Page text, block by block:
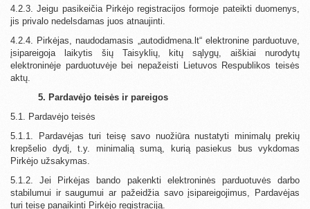
4.2.3. Jeigu pasikeičia Pirkėjo registracijos formoje pateikti duomenys,
jis privalo nedelsdamas juos atnaujinti.
4.2.4. Pirkėjas, naudodamasis „autodidmena.lt“ elektronine parduotuve,
įsipareigoja laikytis šių Taisyklių, kitų sąlygų, aiškiai nurodytų
elektroninėje parduotuvėje bei nepažeisti Lietuvos Respublikos teisės
aktų.
5. Pardavėjo teisės ir pareigos
5.1. Pardavėjo teisės
5.1.1. Pardavėjas turi teisę savo nuožiūra nustatyti minimalų prekių
krepšelio dydį, t.y. minimalią sumą, kurią pasiekus bus vykdomas
Pirkėjo užsakymas.
5.1.2. Jei Pirkėjas bando pakenkti elektroninės parduotuvės darbo
stabilumui ir saugumui ar pažeidžia savo įsipareigojimus, Pardavėjas
turi teisę panaikinti Pirkėjo registraciją.